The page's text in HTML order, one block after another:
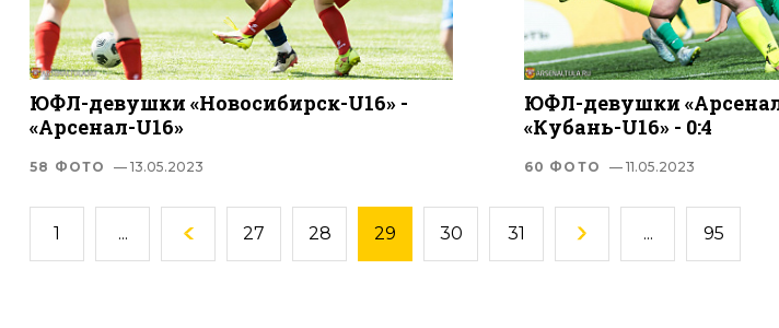
ЮФЛ-девушки «Новосибирск-U16» -
«Арсенал-U16»
58 ФОТО — 13.05.2023
ЮФЛ-девушки
«Кубань-U16» - 0:4
60 ФОТО — 11.05.2023
1 ... 27 28 29 30 31 ... 95